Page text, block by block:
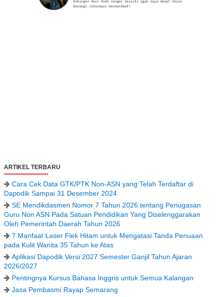
ARTIKEL TERBARU
Cara Cek Data GTK/PTK Non-ASN yang Telah Terdaftar di
Dapodik Sampai 31 Desember 2024
SE Mendikdasmen Nomor 7 Tahun 2026 tentang Penugasan
Guru Non ASN Pada Satuan Pendidikan Yang Diselenggarakan
Oleh Pemerintah Daerah Tahun 2026
7 Manfaat Laser Flek Hitam untuk Mengatasi Tanda Penuaan
pada Kulit Wanita 35 Tahun ke Atas
Aplikasi Dapodik Versi 2027 Semester Ganjil Tahun Ajaran
2026/2027
Pentingnya Kursus Bahasa Inggris untuk Semua Kalangan
Jasa Pembasmi Rayap Semarang